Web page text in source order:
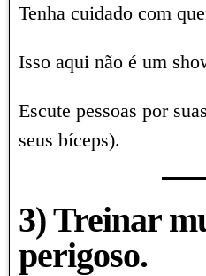
Tenha cuidado com
Isso aqui não é um
Escute pessoas por
seus bíceps).
3) Treinar
perigoso.